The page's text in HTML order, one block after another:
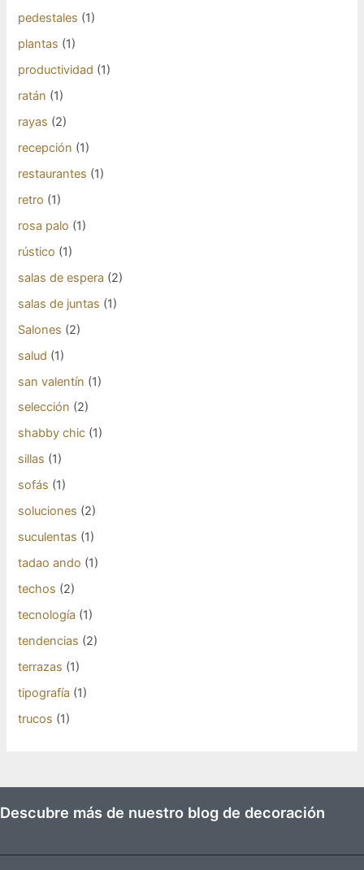
pedestales (1)
plantas (1)
productividad (1)
ratán (1)
rayas (2)
recepción (1)
restaurantes (1)
retro (1)
rosa palo (1)
rústico (1)
salas de espera (2)
salas de juntas (1)
Salones (2)
salud (1)
san valentín (1)
selección (2)
shabby chic (1)
sillas (1)
sofás (1)
soluciones (2)
suculentas (1)
tadao ando (1)
techos (2)
tecnología (1)
tendencias (2)
terrazas (1)
tipografía (1)
trucos (1)
Descubre más de nuestro blog de decoración